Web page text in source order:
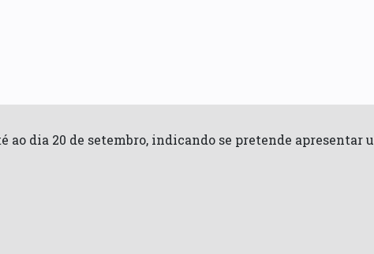
ao dia 20 de setembro, indicando se pretende apresentar